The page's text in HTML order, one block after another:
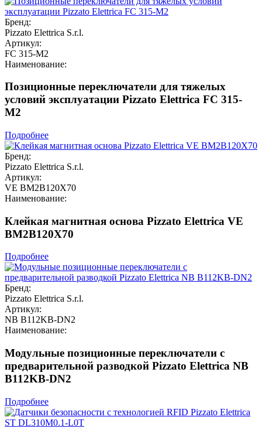
Бренд:
Pizzato Elettrica S.r.l.
Артикул:
FC 315-M2
Наименование:
Позиционные переключатели для тяжелых
условий эксплуатации Pizzato Elettrica FC 315-
M2
Подробнее
Бренд:
Pizzato Elettrica S.r.l.
Артикул:
VE BM2B120X70
Наименование:
Клейкая магнитная основа Pizzato Elettrica VE
BM2B120X70
Подробнее
Бренд:
Pizzato Elettrica S.r.l.
Артикул:
NB B112KB-DN2
Наименование:
Модульные позиционные переключатели с
предварительной разводкой Pizzato Elettrica NB
B112KB-DN2
Подробнее